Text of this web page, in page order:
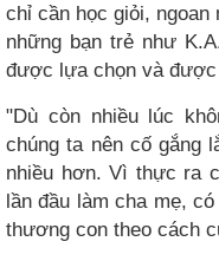
chỉ cần học giỏi,
những bạn trẻ như
được lựa chọn và
"Dù còn nhiều lúc
chúng ta nên cố gắng
nhiều hơn. Vì thực ra
lần đầu làm cha mẹ,
thương con theo cách